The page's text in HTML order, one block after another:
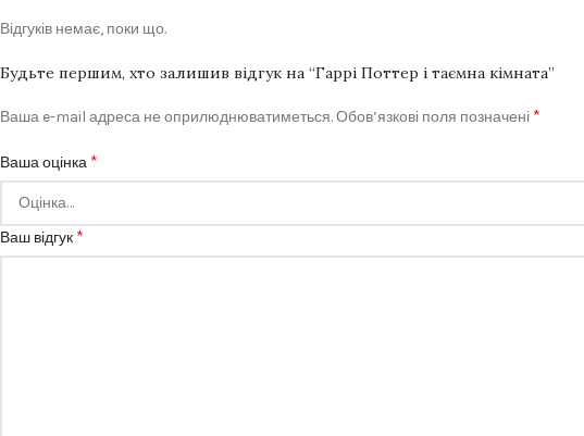
Відгуків немає, поки що.
Будьте першим, хто залишив відгук на “Гаррі Поттер і таємна кімната”
Ваша e-mail адреса не оприлюднюватиметься.Обов’язкові поля позначені *
Ваша оцінка *
Ваш відгук *